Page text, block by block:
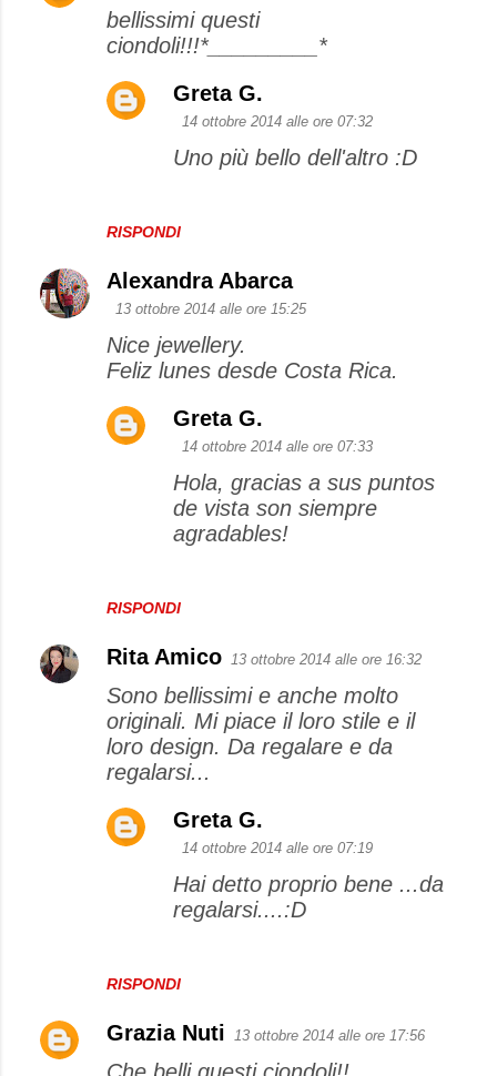
bellissimi questi
ciondoli!!!*_________*
RISPONDI
Greta G.
14 ottobre 2014 alle ore 07:32
Uno più bello dell'altro :D
Alexandra Abarca
13 ottobre 2014 alle ore 15:25
Nice jewellery.
Feliz lunes desde Costa Rica.
RISPONDI
Greta G.
14 ottobre 2014 alle ore 07:33
Hola, gracias a sus puntos
de vista son siempre
agradables!
Rita Amico 13 ottobre 2014 alle ore 16:32
Sono bellissimi e anche molto
originali. Mi piace il loro stile e il
loro design. Da regalare e da
regalarsi...
RISPONDI
Greta G.
14 ottobre 2014 alle ore 07:19
Hai detto proprio bene ...da
regalarsi....:D
Grazia Nuti 13 ottobre 2014 alle ore 17:56